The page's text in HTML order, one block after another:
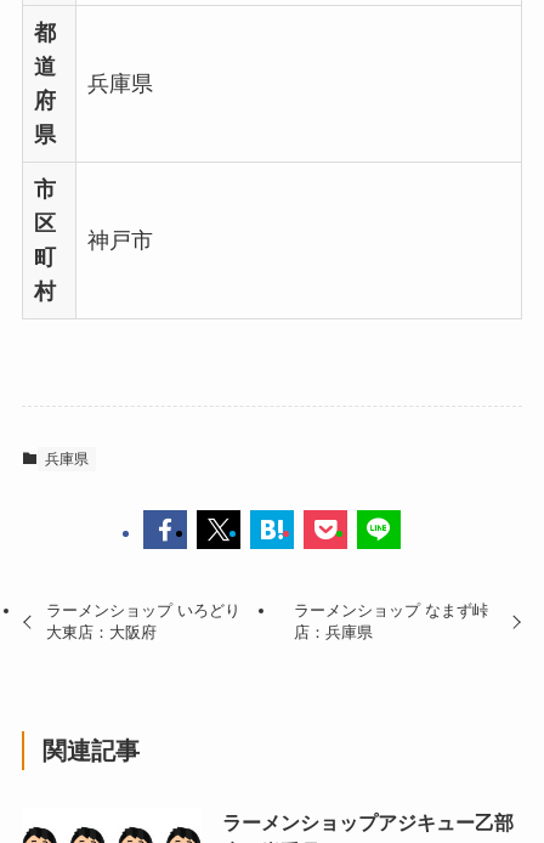
都
道
府
県
兵庫県
市
区
町
村
神戸市
兵庫県
ラーメンショップ いろどり
大東店：大阪府
ラーメンショップ なまず峠
店：兵庫県
関連記事
ラーメンショップアジキュー乙部